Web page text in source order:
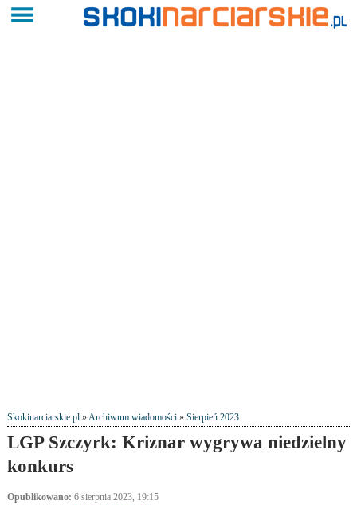
Skokinarciarskie.pl»Archiwum wiadomości» Sierpień 2023
LGP Szczyrk: Kriznar wygrywa niedzielny
konkurs
Opublikowano: 6 sierpnia 2023, 19:15